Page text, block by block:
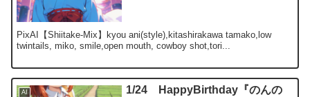
PixAI【Shiitake-Mix】kyou ani(style),kitashirakawa tamako,low
twintails, miko, smile,open mouth, cowboy shot,tori...
AI
1/24 HappyBirthday『のんの